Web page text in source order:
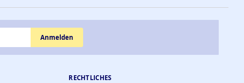
RECHTLICHES
Anmelden